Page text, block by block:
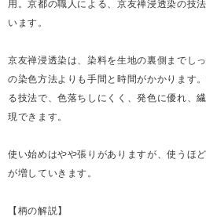
用。京都の職人による、京友禅浸透染の技
います。
京友禅浸透染は、染料を生地の裏側までし
の染色方法よりも手間と時間がかかります
る技法で、色落ちしにくく、発色に優れ、
現できます。
使い始めはやや張りがありますが、使うほ
が増していきます。
【柄の解説】